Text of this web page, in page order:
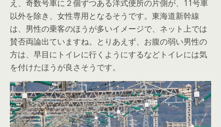
え、奇数号車に２個ずつある洋式便所の片側が、11号車
以外を除き、女性専用となるそうです。東海道新幹線
は、男性の乗客のほうが多いイメージで、ネット上では
賛否両論出ていますね。とりあえず、お腹の弱い男性の
方は、早目にトイレに行くようにするなどトイレには気
を付けたほうが良さそうです。